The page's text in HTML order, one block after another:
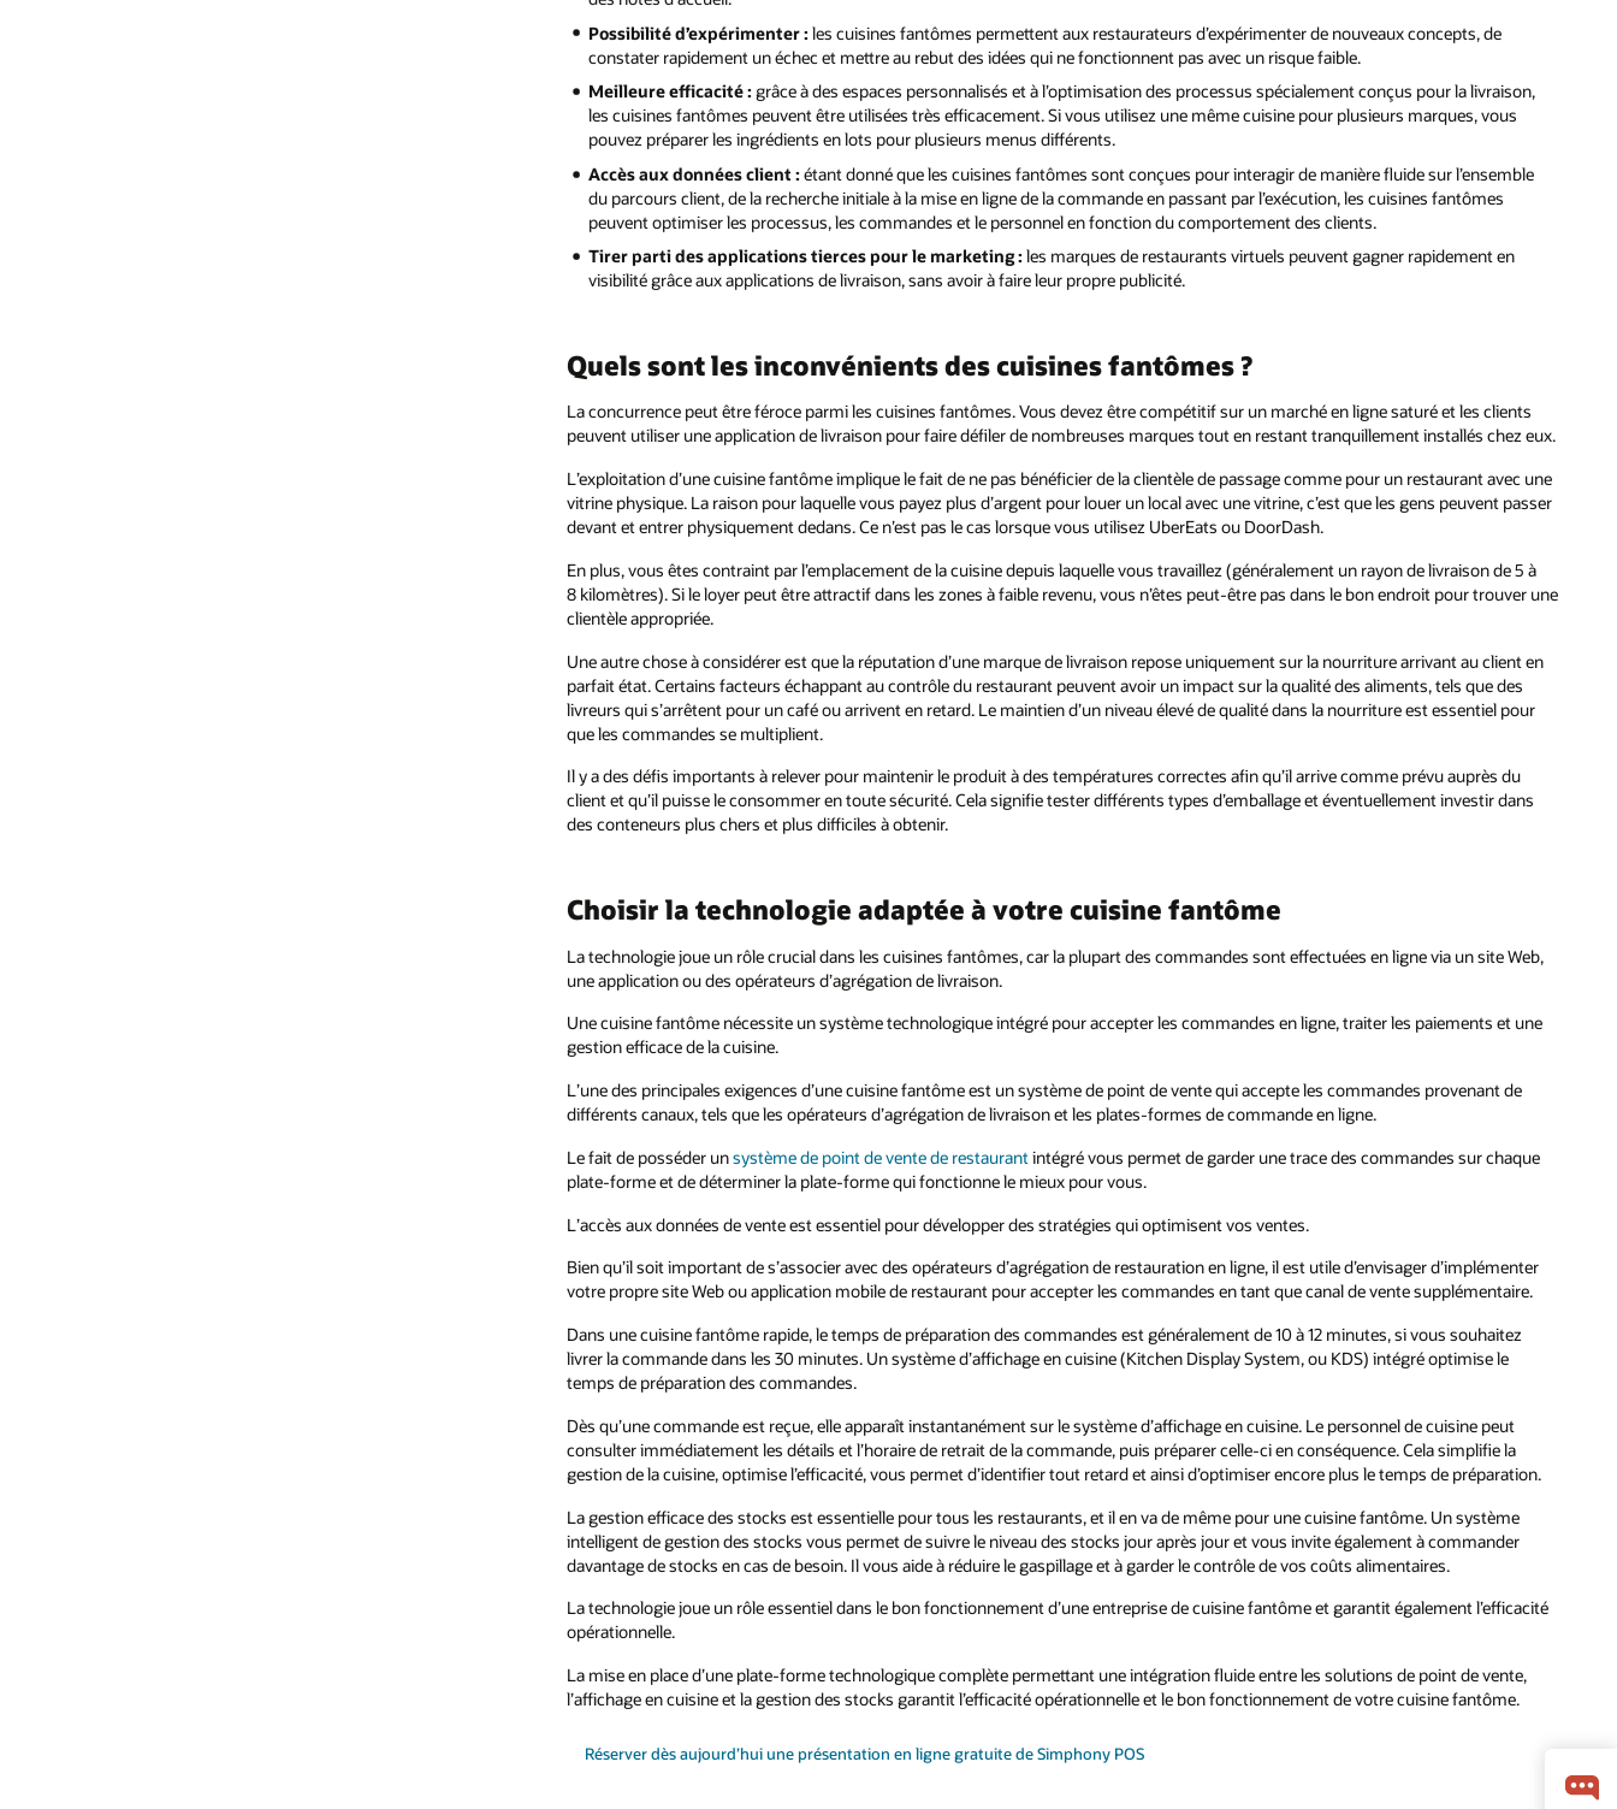
Possibilité d’expérimenter : les cuisines fantômes permettent aux restaurateurs d’expérimenter de nouveaux concepts, de
constater rapidement un échec et mettre au rebut des idées qui ne fonctionnent pas avec un risque faible.
Meilleure efficacité : grâce à des espaces personnalisés et à l’optimisation des processus spécialement conçus pour la livraison,
les cuisines fantômes peuvent être utilisées très efficacement. Si vous utilisez une même cuisine pour plusieurs marques, vous
pouvez préparer les ingrédients en lots pour plusieurs menus différents.
Accès aux données client : étant donné que les cuisines fantômes sont conçues pour interagir de manière fluide sur l’ensemble
du parcours client, de la recherche initiale à la mise en ligne de la commande en passant par l’exécution, les cuisines fantômes
peuvent optimiser les processus, les commandes et le personnel en fonction du comportement des clients.
Tirer parti des applications tierces pour le marketing : les marques de restaurants virtuels peuvent gagner rapidement en
visibilité grâce aux applications de livraison, sans avoir à faire leur propre publicité.
Quels sont les inconvénients des cuisines fantômes ?
La concurrence peut être féroce parmi les cuisines fantômes. Vous devez être compétitif sur un marché en ligne saturé et les clients
peuvent utiliser une application de livraison pour faire défiler de nombreuses marques tout en restant tranquillement installés chez eux.
L’exploitation d’une cuisine fantôme implique le fait de ne pas bénéficier de la clientèle de passage comme pour un restaurant avec une
vitrine physique. La raison pour laquelle vous payez plus d’argent pour louer un local avec une vitrine, c’est que les gens peuvent passer
devant et entrer physiquement dedans. Ce n’est pas le cas lorsque vous utilisez UberEats ou DoorDash.
En plus, vous êtes contraint par l’emplacement de la cuisine depuis laquelle vous travaillez (généralement un rayon de livraison de 5 à
8 kilomètres). Si le loyer peut être attractif dans les zones à faible revenu, vous n’êtes peut-être pas dans le bon endroit pour trouver une
clientèle appropriée.
Une autre chose à considérer est que la réputation d’une marque de livraison repose uniquement sur la nourriture arrivant au client en
parfait état. Certains facteurs échappant au contrôle du restaurant peuvent avoir un impact sur la qualité des aliments, tels que des
livreurs qui s’arrêtent pour un café ou arrivent en retard. Le maintien d’un niveau élevé de qualité dans la nourriture est essentiel pour
que les commandes se multiplient.
Il y a des défis importants à relever pour maintenir le produit à des températures correctes afin qu’il arrive comme prévu auprès du
client et qu’il puisse le consommer en toute sécurité. Cela signifie tester différents types d’emballage et éventuellement investir dans
des conteneurs plus chers et plus difficiles à obtenir.
Choisir la technologie adaptée à votre cuisine fantôme
La technologie joue un rôle crucial dans les cuisines fantômes, car la plupart des commandes sont effectuées en ligne via un site Web,
une application ou des opérateurs d’agrégation de livraison.
Une cuisine fantôme nécessite un système technologique intégré pour accepter les commandes en ligne, traiter les paiements et une
gestion efficace de la cuisine.
L’une des principales exigences d’une cuisine fantôme est un système de point de vente qui accepte les commandes provenant de
différents canaux, tels que les opérateurs d’agrégation de livraison et les plates-formes de commande en ligne.
Le fait de posséder unsystème de point de vente de restaurantintégré vous permet de garder une trace des commandes sur chaque
plate-forme et de déterminer la plate-forme qui fonctionne le mieux pour vous.
L’accès aux données de vente est essentiel pour développer des stratégies qui optimisent vos ventes.
Bien qu’il soit important de s’associer avec des opérateurs d’agrégation de restauration en ligne, il est utile d’envisager d’implémenter
votre propre site Web ou application mobile de restaurant pour accepter les commandes en tant que canal de vente supplémentaire.
Dans une cuisine fantôme rapide, le temps de préparation des commandes est généralement de 10 à 12 minutes, si vous souhaitez
livrer la commande dans les 30 minutes. Un système d’affichage en cuisine (Kitchen Display System, ou KDS) intégré optimise le
temps de préparation des commandes.
Dès qu’une commande est reçue, elle apparaît instantanément sur le système d’affichage en cuisine. Le personnel de cuisine peut
consulter immédiatement les détails et l’horaire de retrait de la commande, puis préparer celle-ci en conséquence. Cela simplifie la
gestion de la cuisine, optimise l’efficacité, vous permet d’identifier tout retard et ainsi d’optimiser encore plus le temps de préparation.
La gestion efficace des stocks est essentielle pour tous les restaurants, et il en va de même pour une cuisine fantôme. Un système
intelligent de gestion des stocks vous permet de suivre le niveau des stocks jour après jour et vous invite également à commander
davantage de stocks en cas de besoin. Il vous aide à réduire le gaspillage et à garder le contrôle de vos coûts alimentaires.
La technologie joue un rôle essentiel dans le bon fonctionnement d’une entreprise de cuisine fantôme et garantit également l’efficacité
opérationnelle.
La mise en place d’une plate-forme technologique complète permettant une intégration fluide entre les solutions de point de vente,
l’affichage en cuisine et la gestion des stocks garantit l’efficacité opérationnelle et le bon fonctionnement de votre cuisine fantôme.
Réserver dès aujourd’hui une présentation en ligne gratuite de Simphony POS